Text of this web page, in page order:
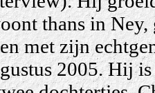
thans in Ney,
met zijn
2005. Hij